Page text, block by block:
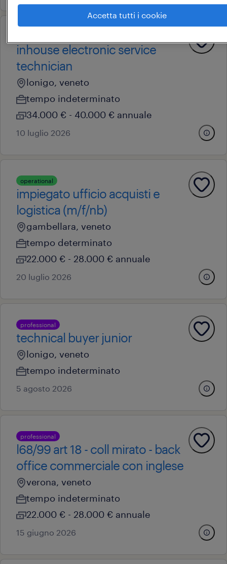
inhouse electronic service
technician
lonigo, veneto
tempo indeterminato
34.000 € - 40.000 € annuale
10 luglio 2026
operational
impiegato ufficio acquisti e
logistica (m/f/nb)
gambellara, veneto
tempo determinato
22.000 € - 28.000 € annuale
20 luglio 2026
professional
technical buyer junior
lonigo, veneto
tempo indeterminato
5 agosto 2026
professional
l68/99 art 18 - coll mirato - back
office commerciale con inglese
verona, veneto
tempo indeterminato
22.000 € - 28.000 € annuale
15 giugno 2026
Accetta tutti i cookie